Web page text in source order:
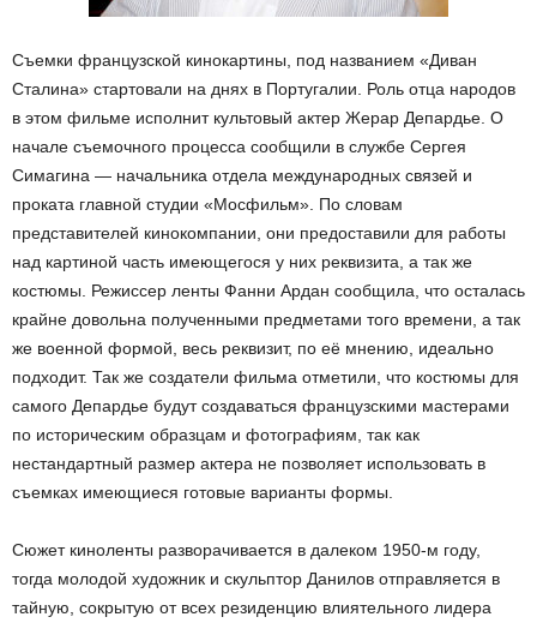
Съемки французской кинокартины, под названием «Диван
Сталина» стартовали на днях в Португалии. Роль отца народов
в этом фильме исполнит культовый актер Жерар Депардье. О
начале съемочного процесса сообщили в службе Сергея
Симагина — начальника отдела международных связей и
проката главной студии «Мосфильм». По словам
представителей кинокомпании, они предоставили для работы
над картиной часть имеющегося у них реквизита, а так же
костюмы. Режиссер ленты Фанни Ардан сообщила, что осталась
крайне довольна полученными предметами того времени, а так
же военной формой, весь реквизит, по её мнению, идеально
подходит. Так же создатели фильма отметили, что костюмы для
самого Депардье будут создаваться французскими мастерами
по историческим образцам и фотографиям, так как
нестандартный размер актера не позволяет использовать в
съемках имеющиеся готовые варианты формы.
Сюжет киноленты разворачивается в далеком 1950-м году,
тогда молодой художник и скульптор Данилов отправляется в
тайную, сокрытую от всех резиденцию влиятельного лидера